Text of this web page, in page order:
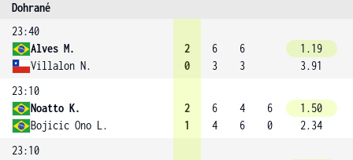
Dohrané
23:40
Alves M.
Villalon N.
2
0
6
3
6
3
1.19
3.91
23:10
Noatto K.
Bojicic Ono L.
2
1
6
4
4
6
6
0
1.50
2.34
23:10